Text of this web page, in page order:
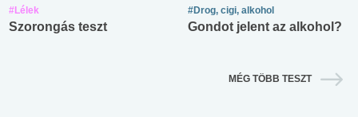
#Lélek
Szorongás teszt
#Drog, cigi, alkohol
Gondot jelent az alkohol?
MÉG TÖBB TESZT